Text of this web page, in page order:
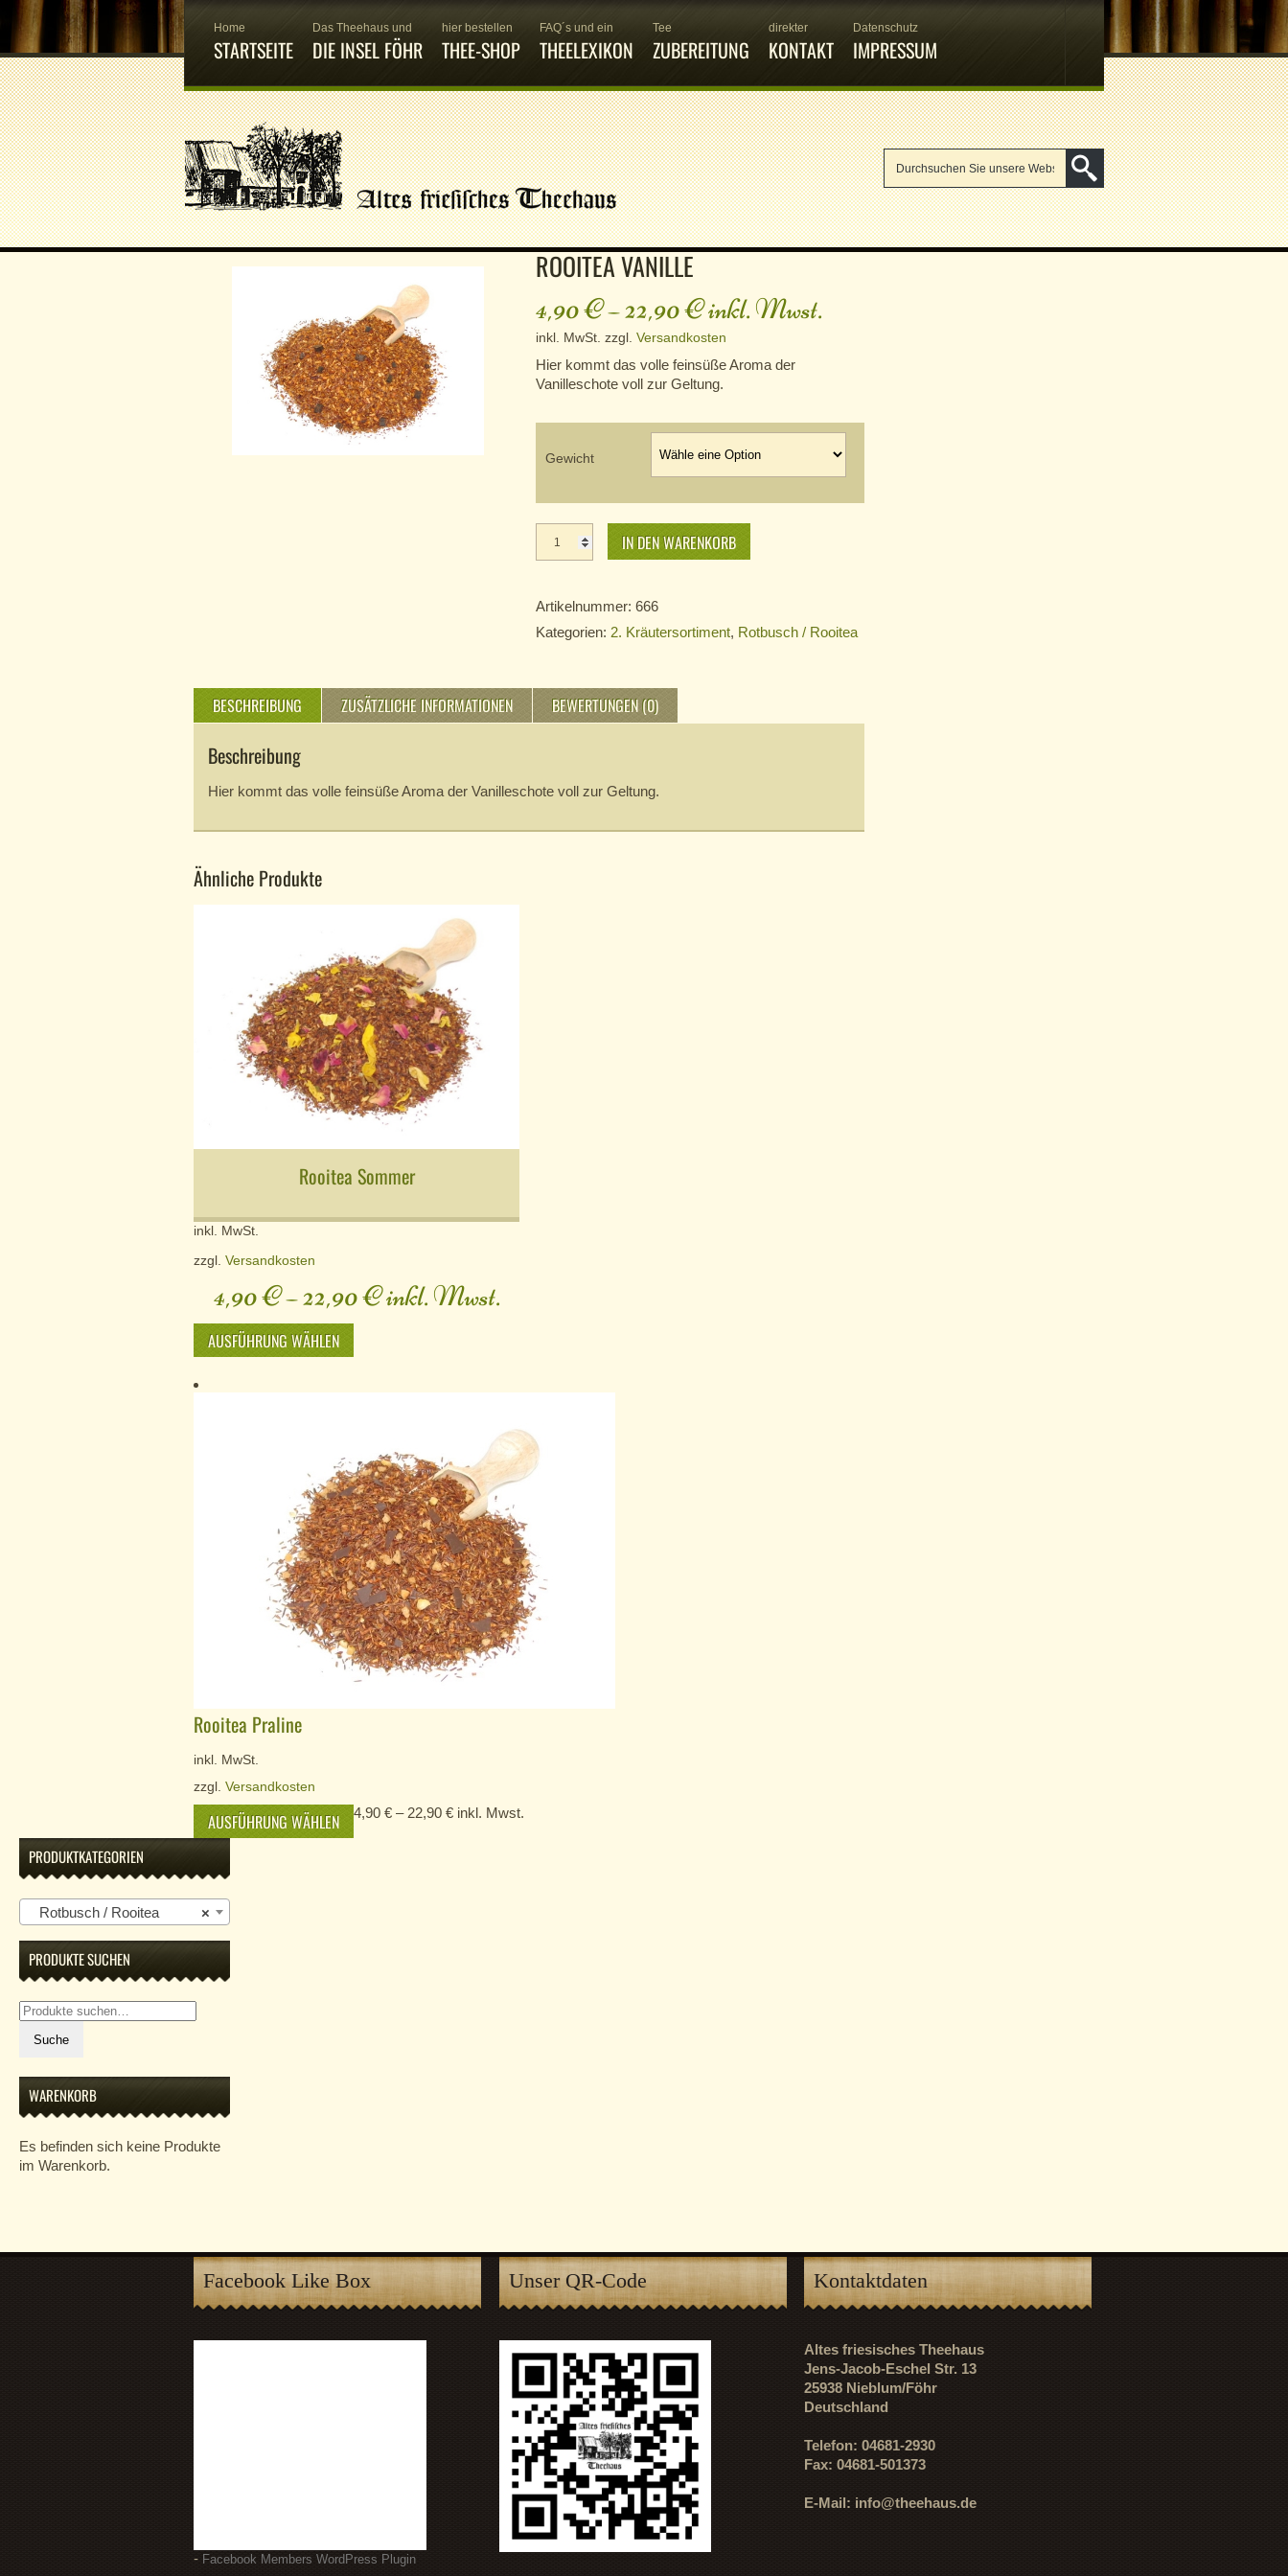
Home
STARTSEITE
Das Theehaus und
DIE INSEL FÖHR
hier bestellen
THEE-SHOP
FAQ´s und ein
THEELEXIKON
Tee
ZUBEREITUNG
direkter
KONTAKT
Datenschutz
IMPRESSUM
ROOITEA VANILLE
4,90€–22,90€inkl. Mwst.
inkl. MwSt. zzgl. Versandkosten
Hier kommt das volle feinsüße Aroma der
Vanilleschote voll zur Geltung.
Gewicht
Rooitea
Vanille
IN DEN WARENKORB
Artikelnummer: 666
Kategorien: 2. Kräutersortiment, Rotbusch / Rooitea
BESCHREIBUNG ZUSÄTZLICHE INFORMATIONEN BEWERTUNGEN (0)
Beschreibung
Hier kommt das volle feinsüße Aroma der Vanilleschote voll zur Geltung.
Ähnliche Produkte
Rooitea Sommer
inkl. MwSt.
zzgl. Versandkosten
4,90€–22,90€inkl. Mwst.
AUSFÜHRUNG WÄHLEN
Rooitea Praline
inkl. MwSt.
zzgl. Versandkosten
4,90 € – 22,90 € inkl. Mwst.
AUSFÜHRUNG WÄHLEN
PRODUKTKATEGORIEN
×
Rotbusch / Rooitea
PRODUKTE SUCHEN
Suche
nach:
Suche
WARENKORB
Es befinden sich keine Produkte
im Warenkorb.
Facebook Like Box
- Facebook Members WordPress Plugin
Unser QR-Code Kontaktdaten
Altes friesisches Theehaus
Jens-Jacob-Eschel Str. 13
25938 Nieblum/Föhr
Deutschland
Telefon: 04681-2930
Fax: 04681-501373
E-Mail: info@theehaus.de